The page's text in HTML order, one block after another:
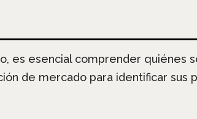
es esencial comprender quiénes
de mercado para identificar